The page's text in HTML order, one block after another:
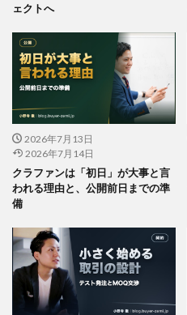
ェクトへ
2026年7月13日
2026年7月14日
クラファンは「初日」が大事と言
われる理由と、公開前日までの準
備